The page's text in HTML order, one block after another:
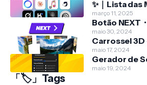
✨｜Lista das
março 11, 2025
Botão NEXT
maio 30, 2024
Carrossel
maio 17, 2024
Gerador de
maio 19, 2024
「🏷️」Tags